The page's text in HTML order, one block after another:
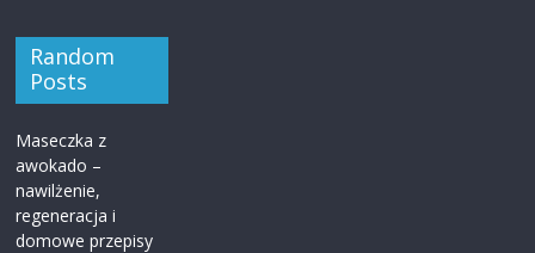
Random
Posts
Maseczka z
awokado –
nawilżenie,
regeneracja i
domowe przepisy